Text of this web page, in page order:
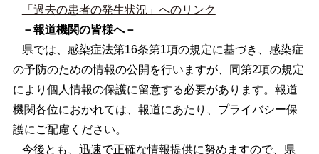
「過去の患者の発生状況」へのリンク
－報道機関の皆様へ－
県では、感染症法第16条第1項の規定に基づき、感染症
の予防のための情報の公開を行いますが、同第2項の規定
により個人情報の保護に留意する必要があります。報道
機関各位におかれては、報道にあたり、プライバシー保
護にご配慮ください。
今後とも、迅速で正確な情報提供に努めますので、県